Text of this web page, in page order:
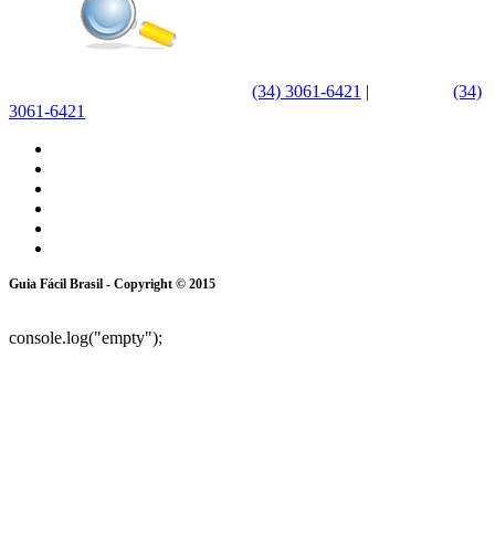
(34) 3061-6421 |
(34)
3061-6421
Guia Fácil Brasil - Copyright © 2015
console.log("empty");